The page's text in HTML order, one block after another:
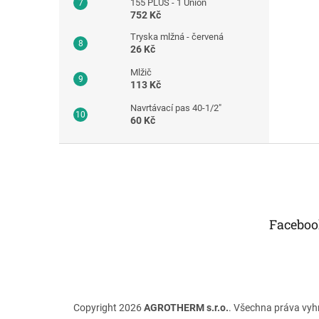
155 PLUS - 1 Union
752 Kč
Tryska mlžná - červená
26 Kč
Mlžič
113 Kč
Navrtávací pas 40-1/2"
60 Kč
Copyright 2026AGROTHERM s.r.o.. Všechna práva